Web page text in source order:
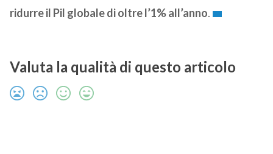
ridurre il Pil globale di oltre l’1% all’anno.
Valuta la qualità di questo articolo